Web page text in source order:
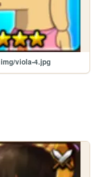
img/viola-4.jpg